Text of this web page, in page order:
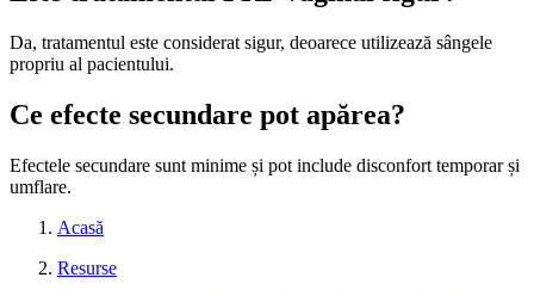
Da, tratamentul este considerat sigur, deoarece utilizează sângele
propriu al pacientului.
Ce efecte secundare pot apărea?
Efectele secundare sunt minime și pot include disconfort temporar și
umflare.
Acasă
Resurse